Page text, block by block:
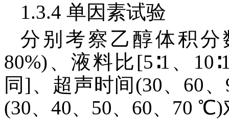
1.3.4 单因素试验
分别考察乙醇体积分
80%)、液料比[5∶1、
同]、超声时间(30、60
(30、40、50、60、70